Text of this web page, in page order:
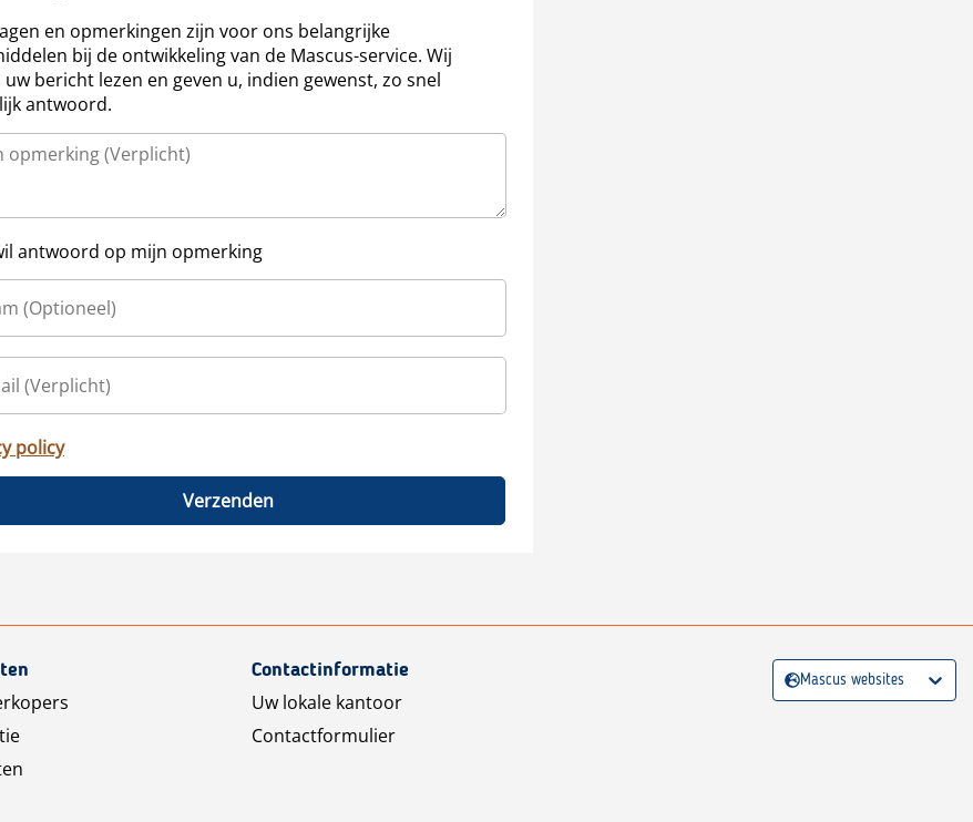
en opmerkingen zijn voor ons belangrijke
bij de ontwikkeling van de Mascus-service. Wij
bericht lezen en geven u, indien gewenst, zo snel
antwoord.
antwoord op mijn opmerking
policy
Verzenden
Contactinformatie
Uw lokale kantoor
Contactformulier
Mascus websites